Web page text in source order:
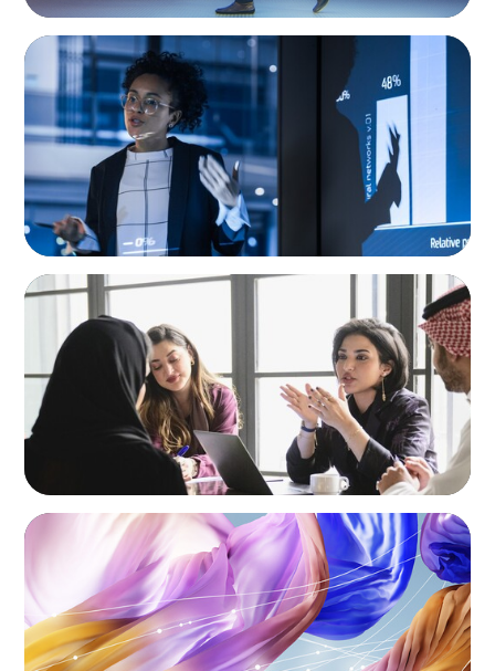
ARTICLES & PAPERS
FinTech Trends Report: PE/VC
ARTICLES & PAPERS
Recruiting Centralized Leadership for a
Diversified Family Conglomerate
ARTICLES & PAPERS
Artificial Intelligence and Fashion & Luxury
Companies